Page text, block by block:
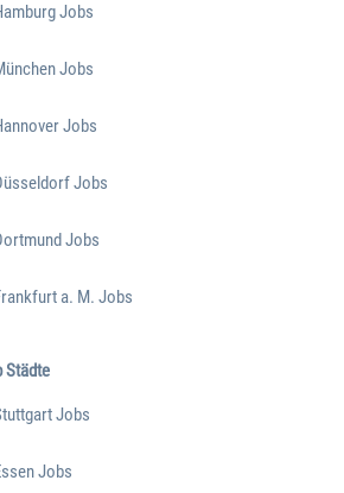
Jobs
Jobs
Jobs
Jobs
Jobs
a. M. Jobs
Städte
Jobs
Jobs